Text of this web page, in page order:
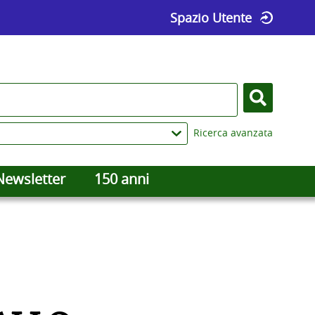
Spazio Utente
Cerca
Ricerca avanzata
150 anni